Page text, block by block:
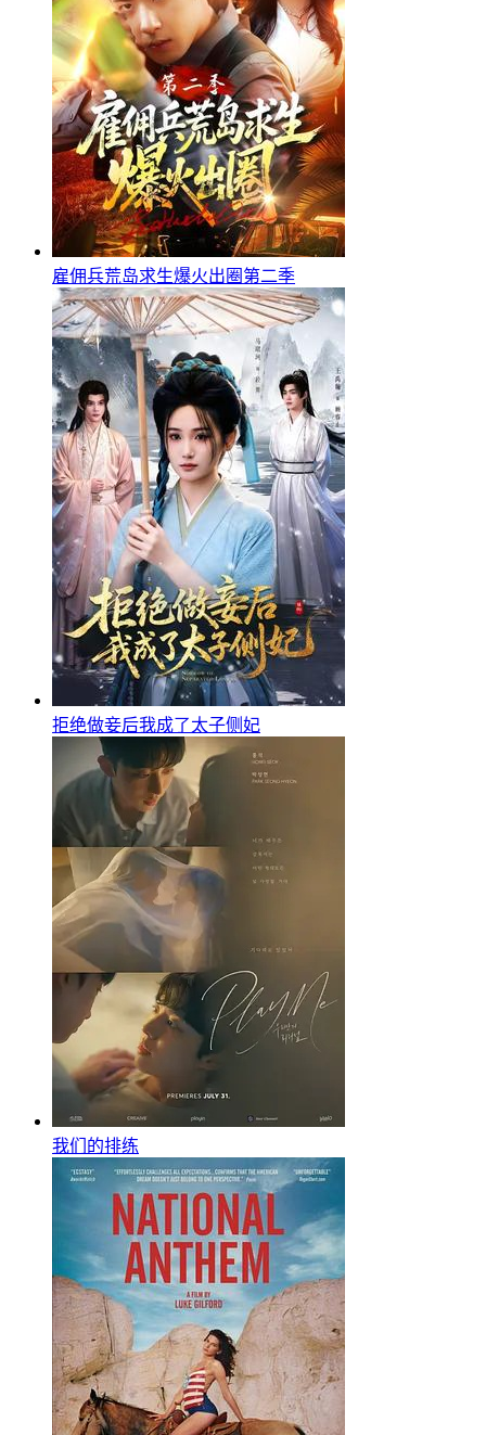
雇佣兵荒岛求生爆火出圈第二季
拒绝做妾后我成了太子侧妃
我们的排练